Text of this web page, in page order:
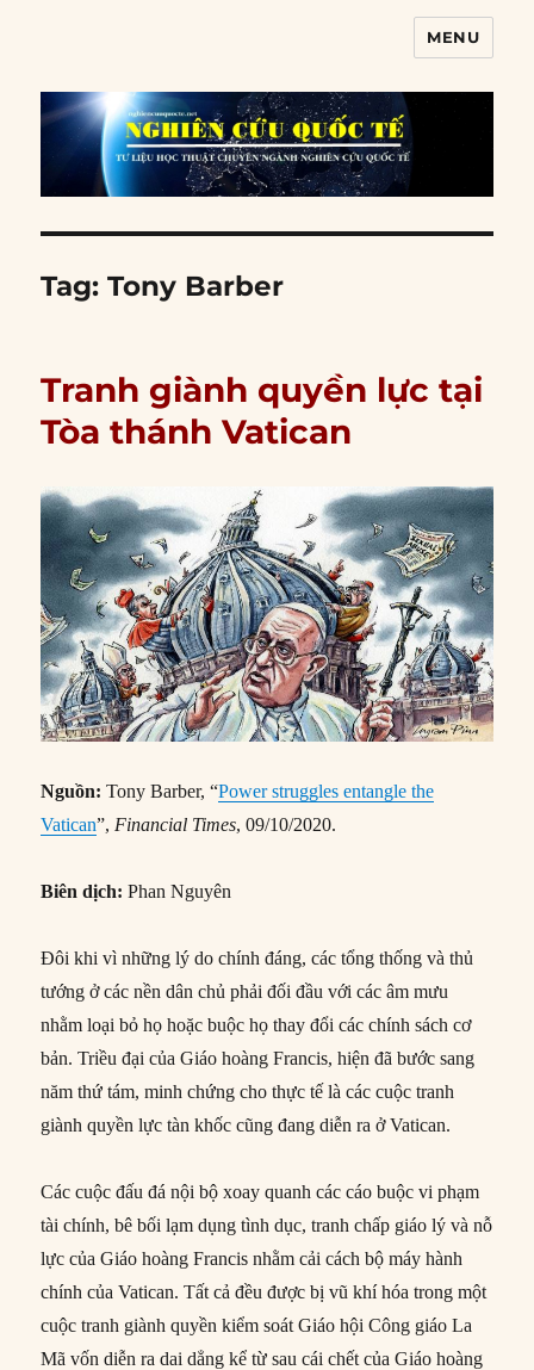
MENU
Tag:Tony Barber
Tranh giành quyền lực tại
Tòa thánh Vatican
Nguồn: Tony Barber, “Power struggles entangle the
Vatican”, Financial Times, 09/10/2020.
Biên dịch: Phan Nguyên
Đôi khi vì những lý do chính đáng, các tổng thống và thủ
tướng ở các nền dân chủ phải đối đầu với các âm mưu
nhằm loại bỏ họ hoặc buộc họ thay đổi các chính sách cơ
bản. Triều đại của Giáo hoàng Francis, hiện đã bước sang
năm thứ tám, minh chứng cho thực tế là các cuộc tranh
giành quyền lực tàn khốc cũng đang diễn ra ở Vatican.
Các cuộc đấu đá nội bộ xoay quanh các cáo buộc vi phạm
tài chính, bê bối lạm dụng tình dục, tranh chấp giáo lý và nỗ
lực của Giáo hoàng Francis nhằm cải cách bộ máy hành
chính của Vatican. Tất cả đều được bị vũ khí hóa trong một
cuộc tranh giành quyền kiểm soát Giáo hội Công giáo La
Mã vốn diễn ra dai dẳng kể từ sau cái chết của Giáo hoàng